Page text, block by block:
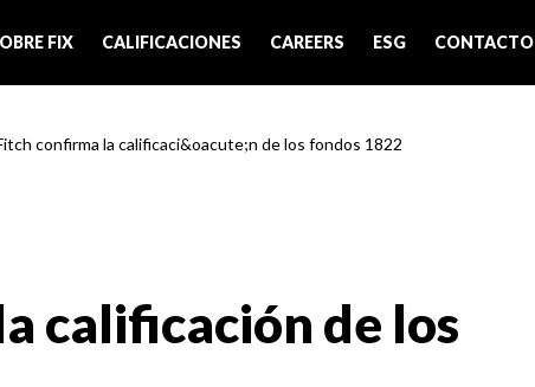
FIX CALIFICACIONES CAREERS ESG CONTACTO
confirma la calificaci&oacute;n de los fondos 1822
calificación de los